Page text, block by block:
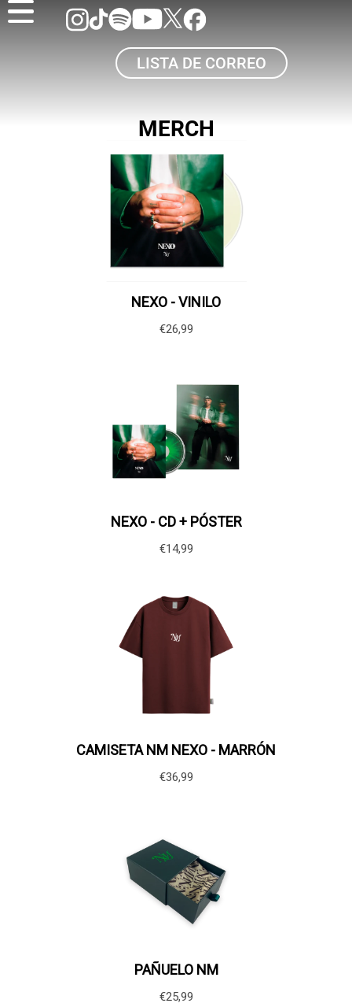
LISTA DE CORREO
MERCH